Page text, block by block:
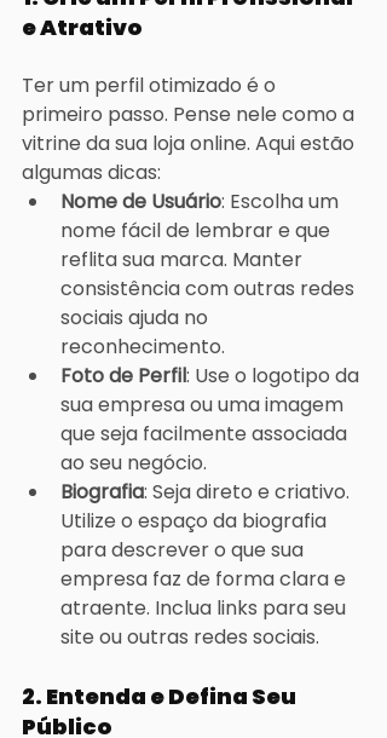
e Atrativo
Ter um perfil otimizado é o
primeiro passo. Pense nele como a
vitrine da sua loja online. Aqui estão
algumas dicas:
Nome de Usuário: Escolha um
nome fácil de lembrar e que
reflita sua marca. Manter
consistência com outras redes
sociais ajuda no
reconhecimento.
Foto de Perfil: Use o logotipo da
sua empresa ou uma imagem
que seja facilmente associada
ao seu negócio.
Biografia: Seja direto e criativo.
Utilize o espaço da biografia
para descrever o que sua
empresa faz de forma clara e
atraente. Inclua links para seu
site ou outras redes sociais.
2. Entenda e Defina Seu
Público